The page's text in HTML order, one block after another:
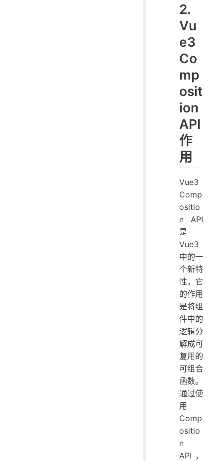
2.
Vu
e3
Co
mp
osit
ion
API
作
用
Vue3
Comp
ositio
n API
是
Vue3
中的一
个新特
性，它
的作用
是将组
件中的
逻辑分
解成可
复用的
可组合
函数。
通过使
用
Comp
ositio
n
API，